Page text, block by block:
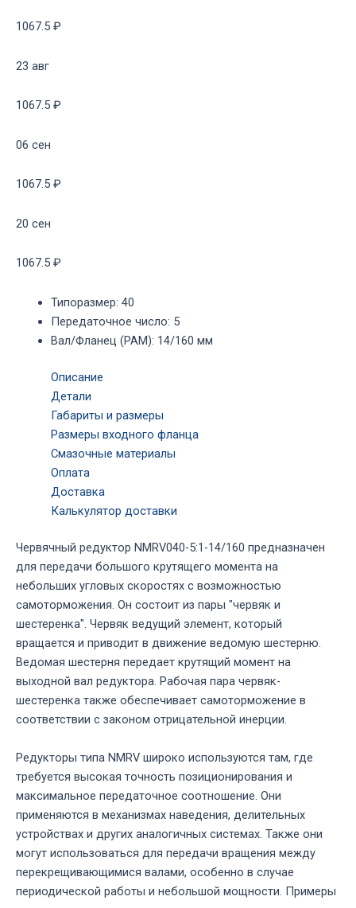
1067.5 ₽
23 авг
1067.5 ₽
06 сен
1067.5 ₽
20 сен
1067.5 ₽
Типоразмер: 40
Передаточное число: 5
Вал/Фланец (PAM): 14/160 мм
Описание
Детали
Габариты и размеры
Размеры входного фланца
Смазочные материалы
Оплата
Доставка
Калькулятор доставки
Червячный редуктор NMRV040-5:1-14/160 предназначен
для передачи большого крутящего момента на
небольших угловых скоростях с возможностью
самоторможения. Он состоит из пары "червяк и
шестеренка". Червяк ведущий элемент, который
вращается и приводит в движение ведомую шестерню.
Ведомая шестерня передает крутящий момент на
выходной вал редуктора. Рабочая пара червяк-
шестеренка также обеспечивает самоторможение в
соответствии с законом отрицательной инерции.
Редукторы типа NMRV широко используются там, где
требуется высокая точность позиционирования и
максимальное передаточное соотношение. Они
применяются в механизмах наведения, делительных
устройствах и других аналогичных системах. Также они
могут использоваться для передачи вращения между
перекрещивающимися валами, особенно в случае
периодической работы и небольшой мощности. Примеры